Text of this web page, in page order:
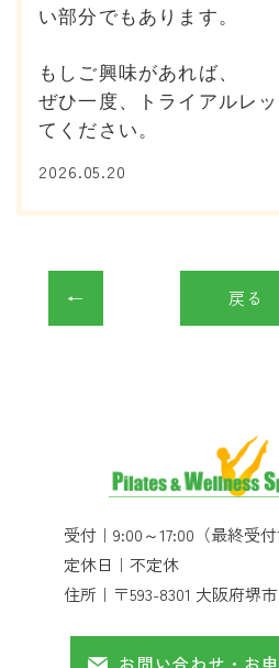
い部分でもあります。
もしご興味があれば、
ぜひ一度、トライアルレ
てください。
2026.05.20
戻る
受付｜ 9:00～17:00（最終受付
定休日｜ 不定休
住所｜ 〒593-8301 大阪府堺